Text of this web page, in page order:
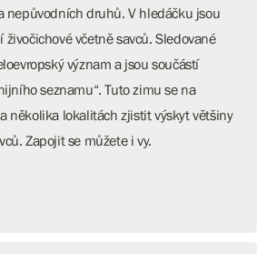
nepůvodních druhů. V hledáčku jsou
včetně savců. Sledované
význam a jsou součástí
seznamu“. Tuto zimu se na
několika lokalitách zjistit výskyt většiny
Zapojit se můžete i vy.